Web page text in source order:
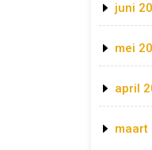
juni
mei
april
maart